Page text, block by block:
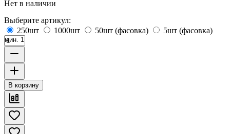
Нет в наличии
Выберите артикул:
250шт
1000шт 50шт (фасовка) 5шт (фасовка)
мин. 1
В корзину